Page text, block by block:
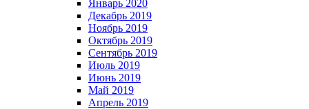
Январь 2020
Декабрь 2019
Ноябрь 2019
Октябрь 2019
Сентябрь 2019
Июль 2019
Июнь 2019
Май 2019
Апрель 2019